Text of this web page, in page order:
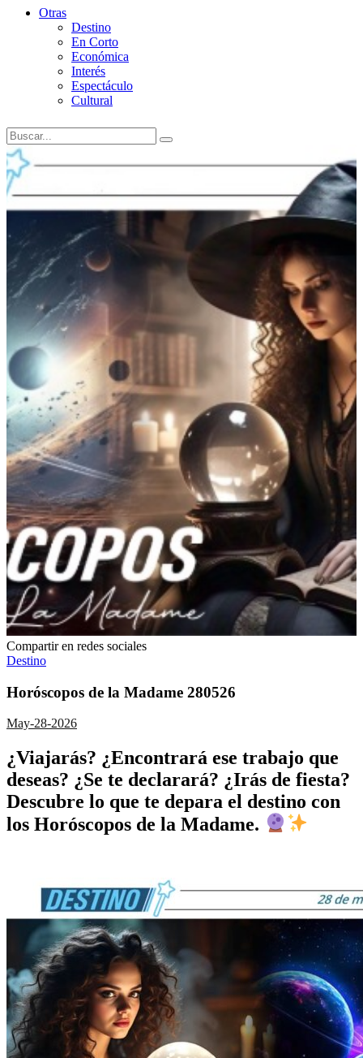
Otras
Destino
En Corto
Económica
Interés
Espectáculo
Cultural
Compartir en redes sociales
Destino
Horóscopos de la Madame 280526
May-28-2026
¿Viajarás? ¿Encontrará ese trabajo que
deseas? ¿Se te declarará? ¿Irás de fiesta?
Descubre lo que te depara el destino con
los Horóscopos de la Madame.